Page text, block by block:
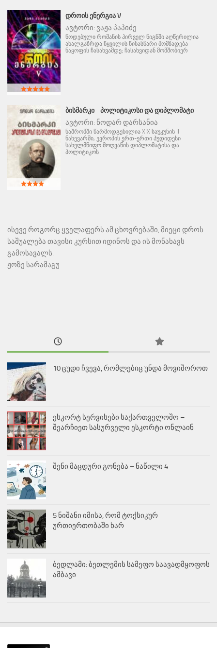
ᲓᲠᲝᲘᲡ ᲔᲜᲔᲠᲒᲘᲐ V
ავტორი: ვაჟა პაპიძე
წოდებული რომანის პირველ წიგნში აღწერილია
ახალგაზრდა წყვილის წინასწარი მომზადება
ნაყოფის ჩასახვამდე; ჩასახვიდან მომშობიერ
ᲑᲘᲡᲛᲐᲠᲙᲘ - ᲞᲝᲚᲘᲢᲘᲙᲝᲡᲘ ᲓᲐ ᲓᲘᲞᲚᲝᲛᲐᲢᲘ
ავტორი: ნოდარ დარსანია
ნაშრომში წარმოდგენილია XIX საუკუნის II
ნახევარში, ევროპის ერთ-ერთი პუდიდესი
სახელმწიფო მოღვაწის დიპლომატისა და
პოლიტიკოს
ისევე როგორც ყველაფერს ამ ცხოვრებაში, მიეცი დროს
საშუალება თავისი კურსით იდინოს და ის მონახავს
გამოსავალს.
ჟოზე სარამაგუ
10 ცუდი ჩვევა, რომლებიც უნდა მოვიშოროთ
ესკორტ სერვისები საქართველოშო –
შეარჩიეთ სასურველი ესკორტი ონლაინ
შენი მაცდური გონება – ნაწილი 4
5 ნიშანი იმისა, რომ ტოქსიკურ
ურთიერთობაში ხარ
ბედლამი: ბეთლემის სამეფო საავადმყოფოს
ამბავი